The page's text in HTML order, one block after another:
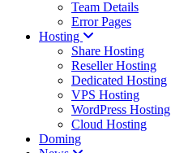
Team Details
Error Pages
Hosting
Share Hosting
Reseller Hosting
Dedicated Hosting
VPS Hosting
WordPress Hosting
Cloud Hosting
Doming